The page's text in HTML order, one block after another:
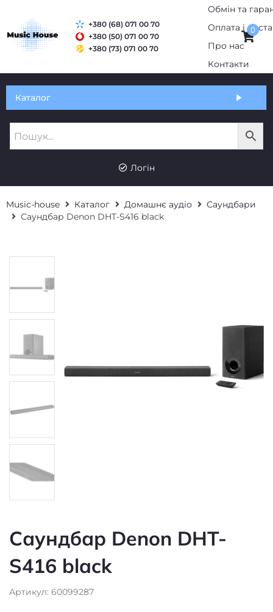
Обмін та гарантія
Про нас
+380 (50) 071 00 70
+380 (73) 071 00 70
0
RU
Логін
Music-house Каталог Домашнє аудіо
Саундбари
Саундбар Denon DHT-S416 black
S416 black
Артикул: 60099287